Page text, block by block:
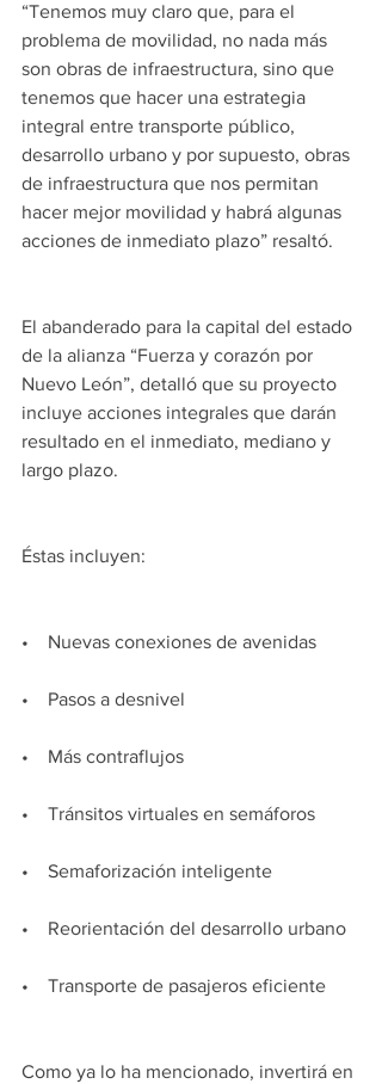
“Tenemos muy claro que, para el
problema de movilidad, no nada más
son obras de infraestructura, sino que
tenemos que hacer una estrategia
integral entre transporte público,
desarrollo urbano y por supuesto, obras
de infraestructura que nos permitan
hacer mejor movilidad y habrá algunas
acciones de inmediato plazo” resaltó.
El abanderado para la capital del estado
de la alianza “Fuerza y corazón por
Nuevo León”, detalló que su proyecto
incluye acciones integrales que darán
resultado en el inmediato, mediano y
largo plazo.
Éstas incluyen:
•    Nuevas conexiones de avenidas
•    Pasos a desnivel
•    Más contraflujos
•    Tránsitos virtuales en semáforos
•    Semaforización inteligente
•    Reorientación del desarrollo urbano
•    Transporte de pasajeros eficiente
Como ya lo ha mencionado, invertirá en